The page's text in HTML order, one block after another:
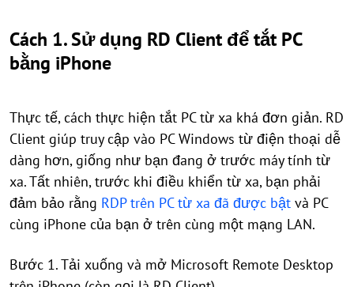
Cách 1. Sử dụng RD Client để tắt PC
bằng iPhone
Thực tế, cách thực hiện tắt PC từ xa khá đơn giản. RD
Client giúp truy cập vào PC Windows từ điện thoại dễ
dàng hơn, giống như bạn đang ở trước máy tính từ
xa. Tất nhiên, trước khi điều khiển từ xa, bạn phải
đảm bảo rằng RDP trên PC từ xa đã được bật và PC
cùng iPhone của bạn ở trên cùng một mạng LAN.
Bước 1. Tải xuống và mở Microsoft Remote Desktop